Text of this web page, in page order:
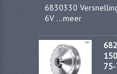
6830330
6V ...meer